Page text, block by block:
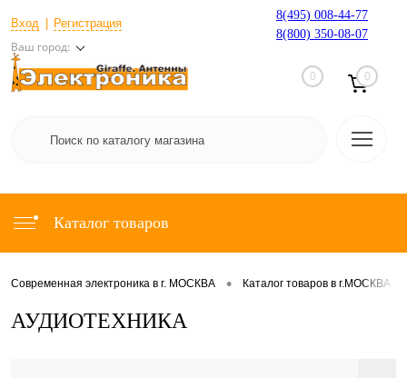
Вход Регистрация
Ваш город:
8(495) 008-44-77
8(800) 350-08-07
0 0
Каталог товаров
Современная электроника в г. МОСКВА • Каталог товаров в г.МОСКВА
АУДИОТЕХНИКА